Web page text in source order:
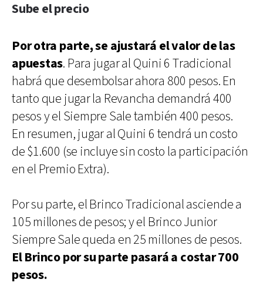
Sube el precio
Por otra parte, se ajustará el valor de las
apuestas. Para jugar al Quini 6 Tradicional
habrá que desembolsar ahora 800 pesos. En
tanto que jugar la Revancha demandrá 400
pesos y el Siempre Sale también 400 pesos.
En resumen, jugar al Quini 6 tendrá un costo
de $1.600 (se incluye sin costo la participación
en el Premio Extra).
Por su parte, el Brinco Tradicional asciende a
105 millones de pesos; y el Brinco Junior
Siempre Sale queda en 25 millones de pesos.
El Brinco por su parte pasará a costar 700
pesos.